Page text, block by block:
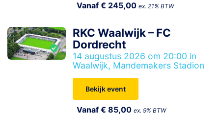
Vanaf € 245,00ex. 21% BTW
RKC Waalwijk – FC
Dordrecht
14 augustus 2026 om 20:00 in
Waalwijk, Mandemakers Stadion
Bekijk event
Vanaf € 85,00ex. 9% BTW